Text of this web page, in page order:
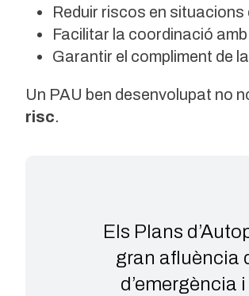
Reduir riscos en situacions
Facilitar la coordinació
Garantir el compliment de
Un PAU ben desenvolupat no
risc.
Els Plans
gran afluència
d’emergència